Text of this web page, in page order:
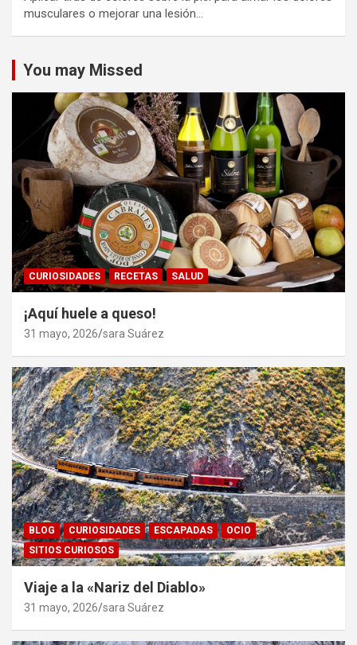
musculares o mejorar una lesión…
You may Missed
CURIOSIDADES RECETAS SALUD
¡Aquí huele a queso!
31 mayo, 2026 sara Suárez
BLOG CURIOSIDADES ESCAPADAS
OCIO
SITIOS CURIOSOS
Viaje a la «Nariz del Diablo»
31 mayo, 2026 sara Suárez